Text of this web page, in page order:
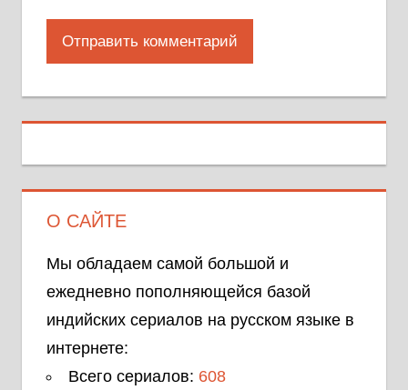
О САЙТЕ
Мы обладаем самой большой и
ежедневно пополняющейся базой
индийских сериалов на русском языке в
интернете:
Всего сериалов: 608